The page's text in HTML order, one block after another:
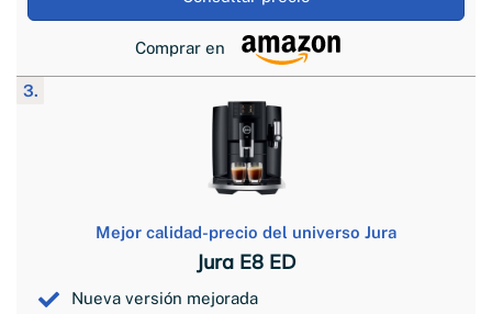
Comprar en
3.
Mejor calidad-precio del universo Jura
Jura E8 ED
Nueva versión mejorada